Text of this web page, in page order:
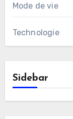
Mode de vie
Technologie
Sidebar